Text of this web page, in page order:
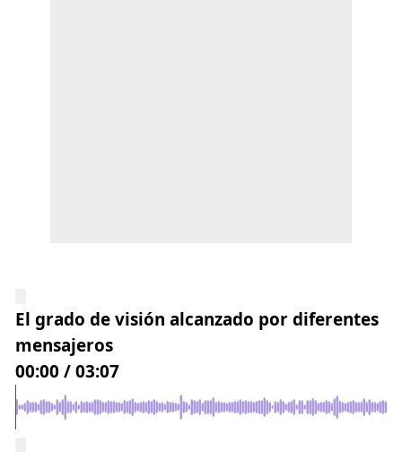
El grado de visión alcanzado por diferentes
mensajeros
00:00 /03:07